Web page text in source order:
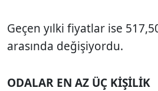
Geçen yılki fiyatlar ise
arasında değişiyordu.
ODALAR EN AZ ÜÇ KİŞİLİK